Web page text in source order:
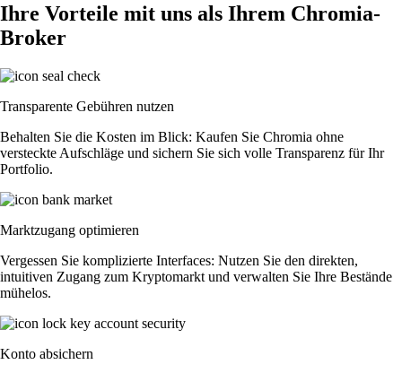
Ihre Vorteile mit uns als Ihrem Chromia-
Broker
Transparente Gebühren nutzen
Behalten Sie die Kosten im Blick: Kaufen Sie Chromia ohne
versteckte Aufschläge und sichern Sie sich volle Transparenz für Ihr
Portfolio.
Marktzugang optimieren
Vergessen Sie komplizierte Interfaces: Nutzen Sie den direkten,
intuitiven Zugang zum Kryptomarkt und verwalten Sie Ihre Bestände
mühelos.
Konto absichern